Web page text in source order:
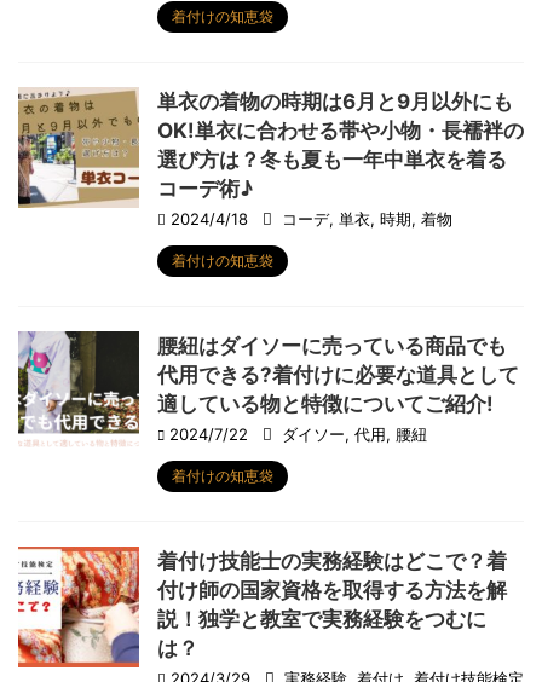
着付けの知恵袋
単衣の着物の時期は6月と9月以外にも
OK!単衣に合わせる帯や小物・長襦袢の
選び方は？冬も夏も一年中単衣を着る
コーデ術♪
2024/4/18 コーデ, 単衣, 時期, 着物
着付けの知恵袋
腰紐はダイソーに売っている商品でも
代用できる?着付けに必要な道具として
適している物と特徴についてご紹介!
2024/7/22 ダイソー, 代用, 腰紐
着付けの知恵袋
着付け技能士の実務経験はどこで？着
付け師の国家資格を取得する方法を解
説！独学と教室で実務経験をつむに
は？